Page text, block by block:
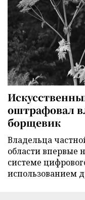
оштрафовал
борщевик
Владельца
области впервые
системе
использованием